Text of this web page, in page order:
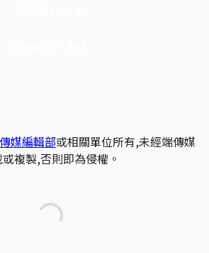
媒編輯部或相關單位所有,未經端傳媒
複製,否則即為侵權。